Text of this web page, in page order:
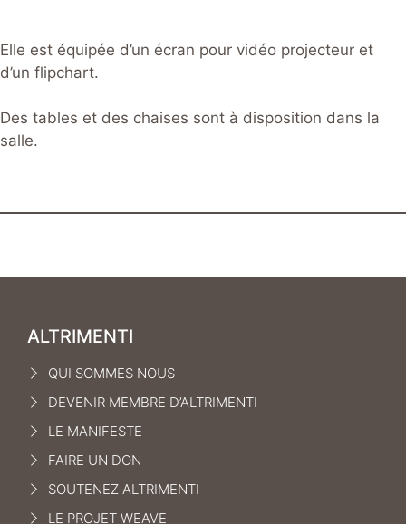
Elle est équipée d’un écran pour vidéo projecteur et
d’un flipchart.
Des tables et des chaises sont à disposition dans la
salle.
ALTRIMENTI
QUI SOMMES NOUS
DEVENIR MEMBRE D’ALTRIMENTI
LE MANIFESTE
FAIRE UN DON
SOUTENEZ ALTRIMENTI
LE PROJET WEAVE